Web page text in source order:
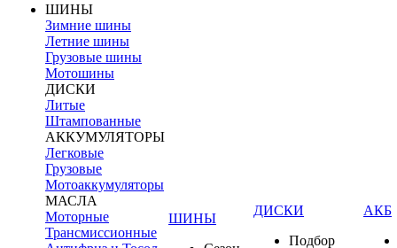
ШИНЫ
Зимние шины
Летние шины
Грузовые шины
Мотошины
ДИСКИ
Литые
Штампованные
АККУМУЛЯТОРЫ
Легковые
Грузовые
Мотоаккумуляторы
МАСЛА
Моторные
Трансмиссионные
ШИНЫ
ДИСКИ
Подбор
АКБ